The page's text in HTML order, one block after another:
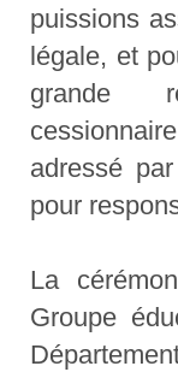
puissions
légale, et
grande
adressé
pour
La
Groupe